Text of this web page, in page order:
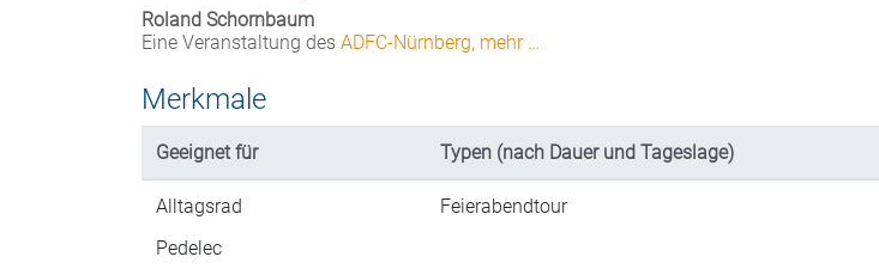
Roland Schornbaum
Eine Veranstaltung des ADFC-Nürnberg, mehr …
Merkmale
Geeignet für Typen (nach Dauer und Tageslage)
Alltagsrad
Pedelec
Feierabendtour